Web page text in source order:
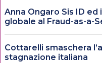
Anna Ongaro Sis ID
globale al Fraud-as-a-
Cottarelli smaschera
stagnazione italiana